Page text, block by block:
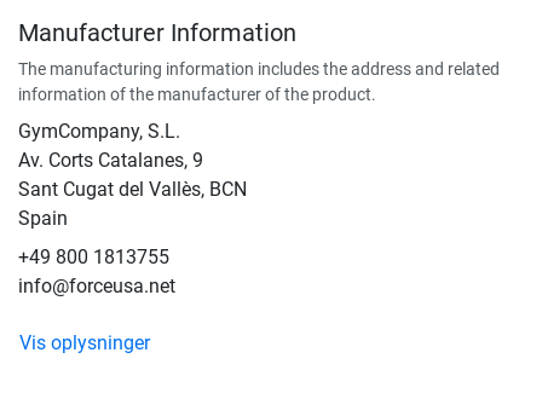
Manufacturer Information
The manufacturing information includes the address and related
information of the manufacturer of the product.
GymCompany, S.L.
Av. Corts Catalanes, 9
Sant Cugat del Vallès, BCN
Spain
+49 800 1813755
info@forceusa.net
Vis oplysninger